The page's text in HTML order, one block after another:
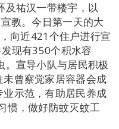
及祐汉一带楼宇，以
教。今日第一天的大
向近421个住户进行宣
现有350个积水容
。宣导小队与居民积极
曾察觉家居容器会成
示范，有助居民养成
惯，做好防蚊灭蚊工